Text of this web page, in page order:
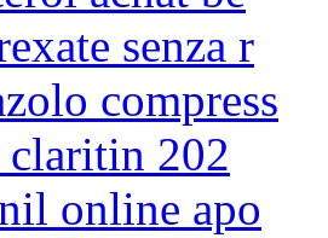
senza r
compress
claritin 202
online apo